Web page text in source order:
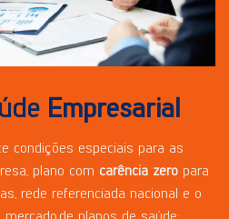
Empresarial
condições especiais para as
plano com carência zero para
rede referenciada nacional e o